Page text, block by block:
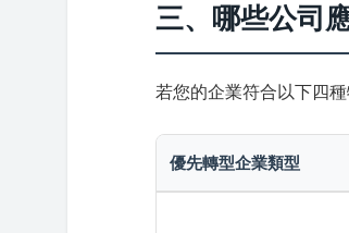
三、哪些公司
若您的企業符合以下四
優先轉型企業類型